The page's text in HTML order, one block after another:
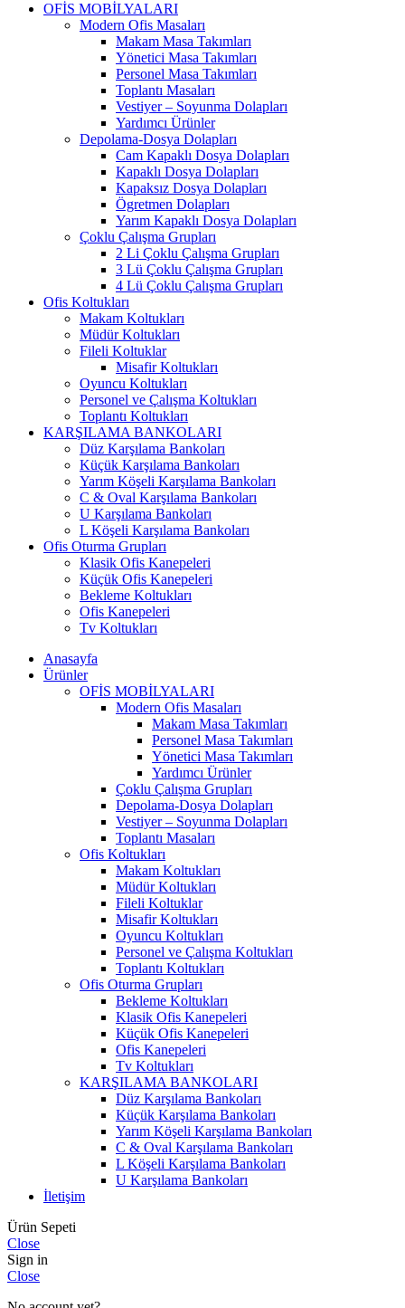
OFİS MOBİLYALARI
Modern Ofis Masaları
Makam Masa Takımları
Yönetici Masa Takımları
Personel Masa Takımları
Toplantı Masaları
Vestiyer – Soyunma Dolapları
Yardımcı Ürünler
Depolama-Dosya Dolapları
Cam Kapaklı Dosya Dolapları
Kapaklı Dosya Dolapları
Kapaksız Dosya Dolapları
Ögretmen Dolapları
Yarım Kapaklı Dosya Dolapları
Çoklu Çalışma Grupları
2 Li Çoklu Çalışma Grupları
3 Lü Çoklu Çalışma Grupları
4 Lü Çoklu Çalışma Grupları
Ofis Koltukları
Makam Koltukları
Müdür Koltukları
Fileli Koltuklar
Misafir Koltukları
Oyuncu Koltukları
Personel ve Çalışma Koltukları
Toplantı Koltukları
KARŞILAMA BANKOLARI
Düz Karşılama Bankoları
Küçük Karşılama Bankoları
Yarım Köşeli Karşılama Bankoları
C & Oval Karşılama Bankoları
U Karşılama Bankoları
L Köşeli Karşılama Bankoları
Ofis Oturma Grupları
Klasik Ofis Kanepeleri
Küçük Ofis Kanepeleri
Bekleme Koltukları
Ofis Kanepeleri
Tv Koltukları
Anasayfa
Ürünler
OFİS MOBİLYALARI
Modern Ofis Masaları
Makam Masa Takımları
Personel Masa Takımları
Yönetici Masa Takımları
Yardımcı Ürünler
Çoklu Çalışma Grupları
Depolama-Dosya Dolapları
Vestiyer – Soyunma Dolapları
Toplantı Masaları
Ofis Koltukları
Makam Koltukları
Müdür Koltukları
Fileli Koltuklar
Misafir Koltukları
Oyuncu Koltukları
Personel ve Çalışma Koltukları
Toplantı Koltukları
Ofis Oturma Grupları
Bekleme Koltukları
Klasik Ofis Kanepeleri
Küçük Ofis Kanepeleri
Ofis Kanepeleri
Tv Koltukları
KARŞILAMA BANKOLARI
Düz Karşılama Bankoları
Küçük Karşılama Bankoları
Yarım Köşeli Karşılama Bankoları
C & Oval Karşılama Bankoları
L Köşeli Karşılama Bankoları
U Karşılama Bankoları
İletişim
Ürün Sepeti
Close
Sign in
Close